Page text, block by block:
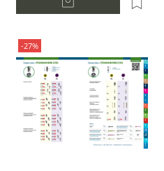
-27%